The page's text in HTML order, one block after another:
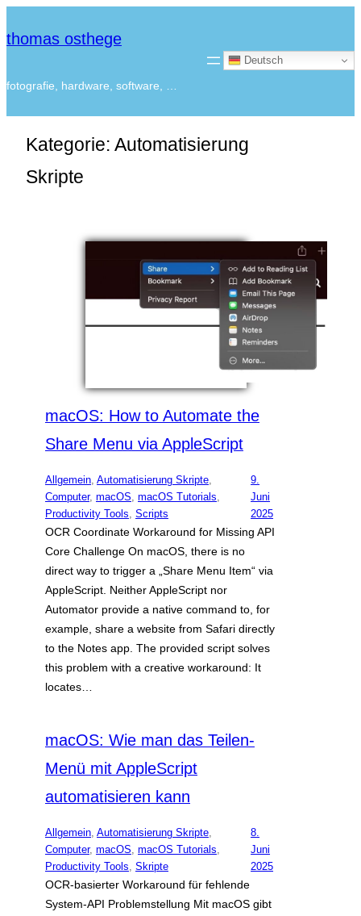
thomas osthege
fotografie, hardware, software, …
Deutsch
Kategorie: Automatisierung
Skripte
macOS: How to Automate the
Share Menu via AppleScript
Allgemein, Automatisierung Skripte
Computer, macOS, macOS Tutorials
Productivity Tools, Scripts
9.
Juni
2025
OCR Coordinate Workaround for Missing API
Core Challenge On macOS, there is no
direct way to trigger a „Share Menu Item“ via
AppleScript. Neither AppleScript nor
Automator provide a native command to, for
example, share a website from Safari directly
to the Notes app. The provided script solves
this problem with a creative workaround: It
locates…
macOS: Wie man das Teilen-
Menü mit AppleScript
automatisieren kann
Allgemein, Automatisierung Skripte
Computer, macOS, macOS Tutorials
Productivity Tools, Skripte
8.
Juni
2025
OCR-basierter Workaround für fehlende
System-API Problemstellung Mit macOS gibt